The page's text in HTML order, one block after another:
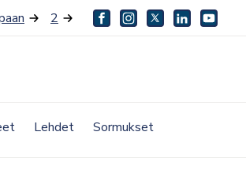
2 facebookinstagram
twitterlinkedinyoutube
Lehdet Sormukset